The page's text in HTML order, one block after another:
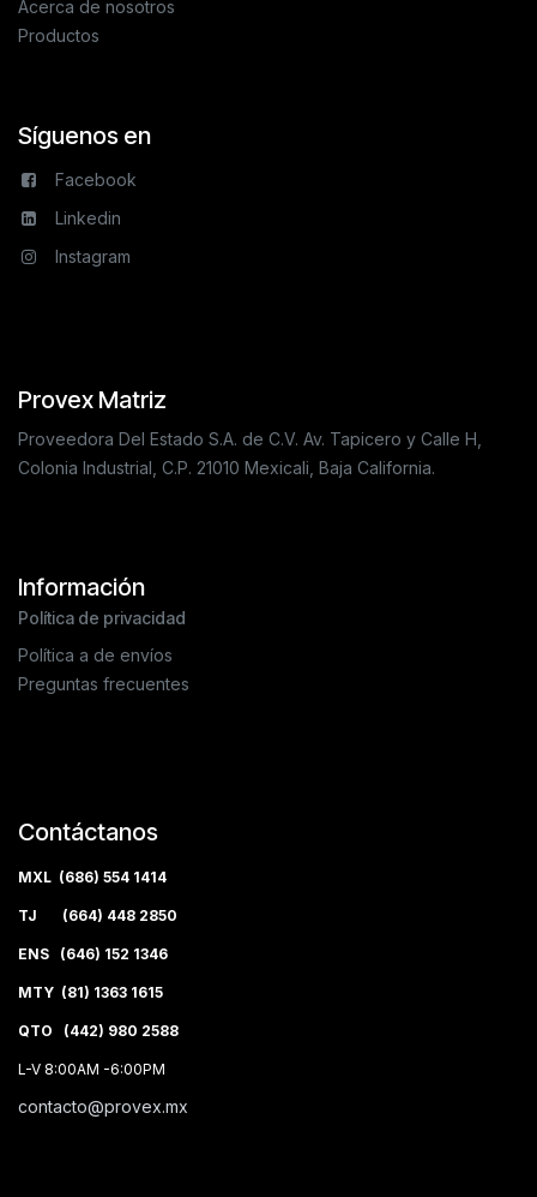
Acerca de nosotros
Productos
Síguenos en
Facebook
Linkedin
Instagram
Provex Matriz
Proveedora Del Estado S.A. de C.V. Av. Tapicero y Calle H,
Colonia Industrial, C.P. 21010 Mexicali, Baja California.
Información
Política de privacidad
Política a de envíos
Preguntas frecuentes
Contáctanos
MXL (686) 554 1414
TJ (664) 448 2850
ENS (646) 152 1346
MTY (81) 1363 1615
QTO (442) 980 2588
L-V 8:00AM -6:00PM
contacto@provex.mx